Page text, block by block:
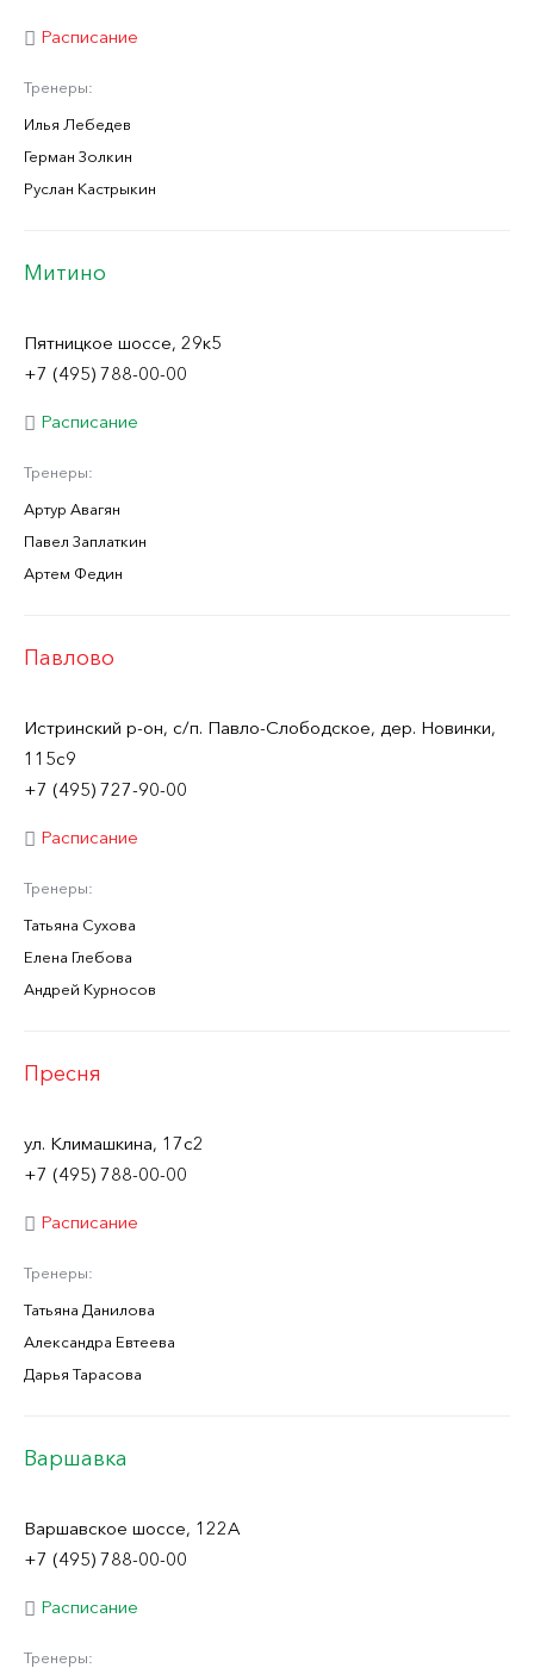
Расписание
Тренеры:
Илья Лебедев
Герман Золкин
Руслан Кастрыкин
Митино
Пятницкое шоссе, 29к5
+7 (495) 788-00-00
Расписание
Тренеры:
Артур Авагян
Павел Заплаткин
Артем Федин
Павлово
Истринский р-он, с/п. Павло-Слободское, дер. Новинки,
115с9
+7 (495) 727-90-00
Расписание
Тренеры:
Татьяна Сухова
Елена Глебова
Андрей Курносов
Пресня
ул. Климашкина, 17с2
+7 (495) 788-00-00
Расписание
Тренеры:
Татьяна Данилова
Александра Евтеева
Дарья Тарасова
Варшавка
Варшавское шоссе, 122А
+7 (495) 788-00-00
Расписание
Тренеры: